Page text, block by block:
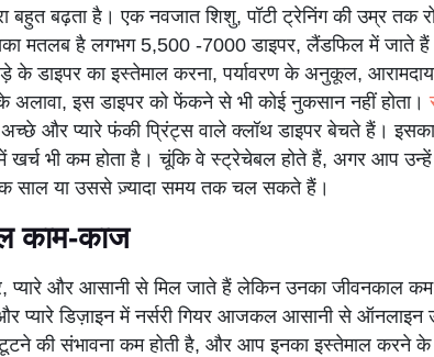
बहुत बढ़ता है। एक नवजात शिशु, पॉटी ट्रेनिंग की उम्र तक
मतलब है लगभग 5,500 -7000 डाइपर, लैंडफिल में जाते
के डाइपर का इस्तेमाल करना, पर्यावरण के अनुकूल,
अलावा, इस डाइपर को फेंकने से भी कोई नुकसान नहीं होता।
और प्यारे फंकी प्रिंट्स वाले क्लॉथ डाइपर बेचते हैं। इसका
भी कम होता है। चूंकि वे स्ट्रेचेबल होते हैं, अगर आप उन्हें
साल या उससे ज़्यादा समय तक चल सकते हैं।
काम-काज
प्यारे और आसानी से मिल जाते हैं लेकिन उनका जीवनकाल
प्यारे डिज़ाइन में नर्सरी गियर आजकल आसानी से ऑनलाइन
की संभावना कम होती है, और आप इनका इस्तेमाल करने के